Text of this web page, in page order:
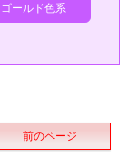
ゴールド色系
前のページ